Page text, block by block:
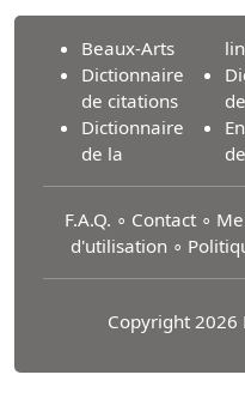
Beaux-Arts
Dictionnaire
de citations
Dictionnaire
de la
F.A.Q. ∘ Contact ∘
d'utilisation ∘
Copyright 2026